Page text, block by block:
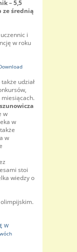
– 5,5
ze średnią
i
w roku
udział
miesiącach.
w
w
w
stoi
wiedzy o
W